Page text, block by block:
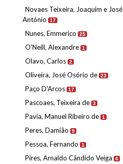
Novaes Teixeira, Joaquim e José
António
17
Nunes, Emmerico 25
O'Neill, Alexandre 1
Olavo, Carlos 2
Oliveira, José Osório de 23
Paço D'Arcos 17
Pascoaes, Teixeira de 3
Pavia, Manuel Ribeiro de 1
Peres, Damião 9
Pessoa, Fernando 1
Pires, Arnaldo Cândido Veiga 6